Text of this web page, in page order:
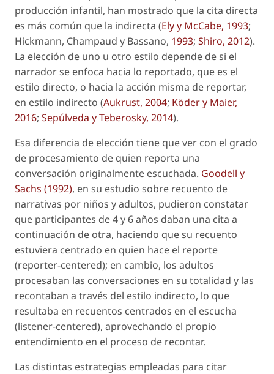
producción infantil, han mostrado que la cita directa
es más común que la indirecta (Ely y McCabe, 1993;
Hickmann, Champaud y Bassano, 1993; Shiro, 2012).
La elección de uno u otro estilo depende de si el
narrador se enfoca hacia lo reportado, que es el
estilo directo, o hacia la acción misma de reportar,
en estilo indirecto (Aukrust, 2004; Köder y Maier,
2016; Sepúlveda y Teberosky, 2014).
Esa diferencia de elección tiene que ver con el grado
de procesamiento de quien reporta una
conversación originalmente escuchada. Goodell y
Sachs (1992), en su estudio sobre recuento de
narrativas por niños y adultos, pudieron constatar
que participantes de 4 y 6 años daban una cita a
continuación de otra, haciendo que su recuento
estuviera centrado en quien hace el reporte
(reporter-centered); en cambio, los adultos
procesaban las conversaciones en su totalidad y las
recontaban a través del estilo indirecto, lo que
resultaba en recuentos centrados en el escucha
(listener-centered), aprovechando el propio
entendimiento en el proceso de recontar.
Las distintas estrategias empleadas para citar